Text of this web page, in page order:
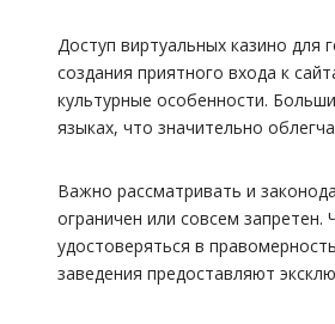
Доступ виртуальных казино для
создания приятного входа к
культурные особенности.
языках, что значительно
Важно рассматривать и
ограничен или совсем
удостоверяться в
заведения предоставляют